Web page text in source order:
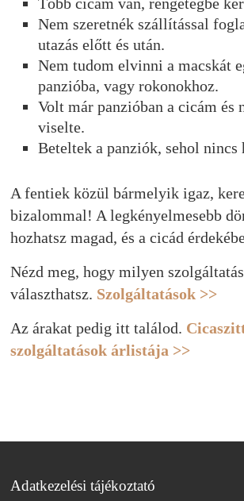
Nem szeretnék szállítással
utazás előtt és után.
Nem tudom elvinni a macskát
panzióba, vagy rokonokhoz.
Volt már panzióban a cicám és
viselte.
Beteltek a panziók, sehol nincs
A fentiek közül bármelyik igaz,
bizalommal! A legkényelmesebb
hozhatsz magad, és a cicád
Nézd meg, hogy milyen
választhatsz. Szolgáltatások >>
Az árakat pedig itt találod.
szolgáltatások árlistája >>
Adatkezelési tájékoztató